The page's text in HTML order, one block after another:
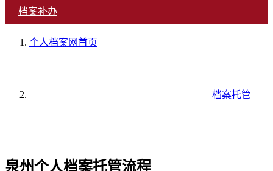
档案补办
个人档案网首页
档案托管
泉州个人档案托管流程